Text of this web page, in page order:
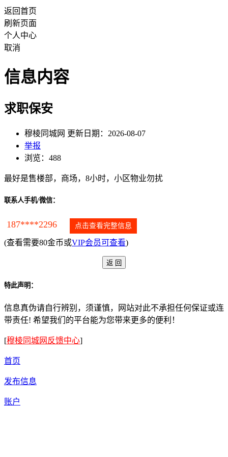
返回首页
刷新页面
个人中心
取消
信息内容
求职保安
穆棱同城网 更新日期：2026-08-07
举报
浏览：488
最好是售楼部，商场，8小时，小区物业勿扰
联系人手机/微信：
187****2296 点击查看完整信息
(查看需要80金币或VIP会员可查看)
特此声明：
信息真伪请自行辨别，须谨慎，网站对此不承担任何保证或连
带责任! 希望我们的平台能为您带来更多的便利！
[穆棱同城网反馈中心]
首页
发布信息
账户